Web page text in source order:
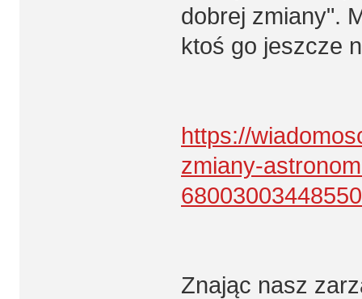
dobrej zmiany".
ktoś go jeszcze
https://
zmiany-
Znając nasz